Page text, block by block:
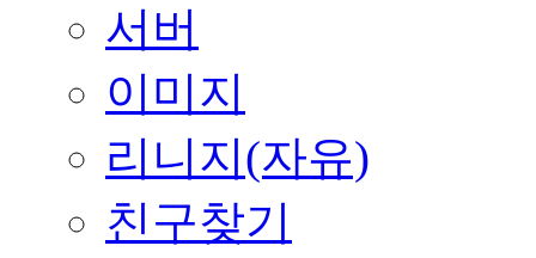
서버
이미지
리니지(자유)
친구찾기